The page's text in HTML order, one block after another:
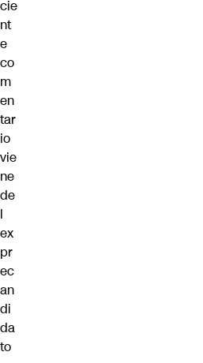
cie
nt
e
co
m
en
tar
io
vie
ne
de
l
ex
pr
ec
an
di
da
to